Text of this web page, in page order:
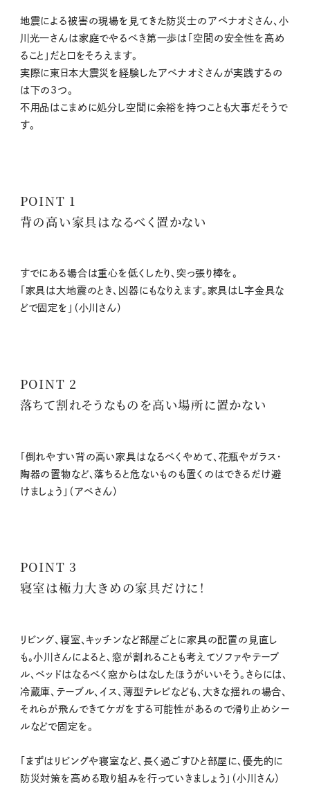
地震による被害の現場を見てきた防災士のアベナオミさん、小
川光一さんは家庭でやるべき第一歩は「空間の安全性を高め
ること」だと口をそろえます。
実際に東日本大震災を経験したアベナオミさんが実践するの
は下の3つ。
不用品はこまめに処分し空間に余裕を持つことも大事だそうで
す。
POINT 1
背の高い家具はなるべく置かない
すでにある場合は重心を低くしたり、突っ張り棒を。
「家具は大地震のとき、凶器にもなりえます。家具はL字金具な
どで固定を」（小川さん）
POINT 2
落ちて割れそうなものを高い場所に置かない
「倒れやすい背の高い家具はなるべくやめて、花瓶やガラス・
陶器の置物など、落ちると危ないものも置くのはできるだけ避
けましょう」（アベさん）
POINT 3
寝室は極力大きめの家具だけに！
リビング、寝室、キッチンなど部屋ごとに家具の配置の見直し
も。小川さんによると、窓が割れることも考えてソファやテーブ
ル、ベッドはなるべく窓からはなしたほうがいいそう。さらには、
冷蔵庫、テーブル、イス、薄型テレビなども、大きな揺れの場合、
それらが飛んできてケガをする可能性があるので滑り止めシー
ルなどで固定を。
「まずはリビングや寝室など、長く過ごすひと部屋に、優先的に
防災対策を高める取り組みを行っていきましょう」（小川さん）